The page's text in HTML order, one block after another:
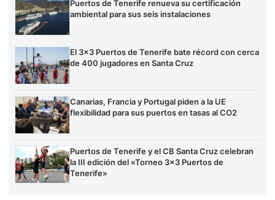
Puertos de Tenerife renueva su certificación
ambiental para sus seis instalaciones
El 3×3 Puertos de Tenerife bate récord con cerca
de 400 jugadores en Santa Cruz
Canarias, Francia y Portugal piden a la UE
flexibilidad para sus puertos en tasas al CO2
Puertos de Tenerife y el CB Santa Cruz celebran
la III edición del «Torneo 3×3 Puertos de
Tenerife»